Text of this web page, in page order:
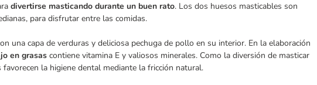
divertirse masticando durante un buen rato. Los dos huesos masticables son
para disfrutar entre las comidas.
una capa de verduras y deliciosa pechuga de pollo en su interior. En la elaboración
en grasas contiene vitamina E y valiosos minerales. Como la diversión de masticar
la higiene dental mediante la fricción natural.